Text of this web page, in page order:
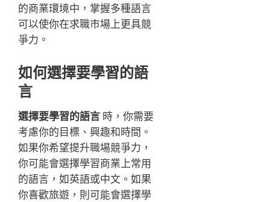
的商業環境中，掌握多種語言
可以使你在求職市場上更具競
爭力。
如何選擇要學習的語
言
選擇要學習的語言 時，你需要
考慮你的目標、興趣和時間。
如果你希望提升職場競爭力，
你可能會選擇學習商業上常用
的語言，如英語或中文。如果
你喜歡旅遊，則可能會選擇學